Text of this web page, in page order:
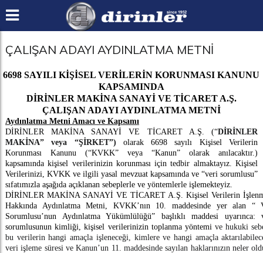
ÇALIŞAN ADAYI AYDINLATMA METNİ
6698 SAYILI KİŞİSEL VERİLERİN KORUNMASI KANUNU
KAPSAMINDA
DİRİNLER MAKİNA SANAYİ VE TİCARET A.Ş.
ÇALIŞAN ADAYI AYDINLATMA METNİ
Aydınlatma Metni Amacı ve Kapsamı
DİRİNLER MAKİNA SANAYİ VE TİCARET A.Ş. (“DİRİNLER
MAKİNA” veya “ŞİRKET”) olarak 6698 sayılı Kişisel Verilerin
Korunması Kanunu (“KVKK” veya “Kanun” olarak anılacaktır.)
kapsamında kişisel verilerinizin korunması için tedbir almaktayız. Kişisel
Verilerinizi, KVKK ve ilgili yasal mevzuat kapsamında ve “veri sorumlusu”
sıfatımızla aşağıda açıklanan sebeplerle ve yöntemlerle işlemekteyiz.
DİRİNLER MAKİNA SANAYİ VE TİCARET A.Ş.Kişisel Verilerin
Hakkında Aydınlatma Metni, KVKK’nın 10. maddesinde yer alan “
Sorumlusu’nun Aydınlatma Yükümlülüğü” başlıklı maddesi uyarınca:
sorumlusunun kimliği, kişisel verilerinizin toplanma yöntemive hukuki
bu verilerin hangi amaçla işleneceği, kimlere ve hangi amaçla
veri işleme süresi ve Kanun’un 11. maddesinde sayılan haklarınızın neler